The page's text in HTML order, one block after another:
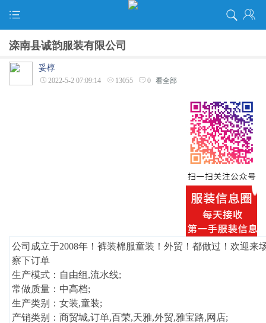
滦南县诚韵服装有限公司
妥椁
2022-5-2 07:09:14 13055 0 看全部
公司成立于2008年！裤装棉服童装！外贸！都做过！欢迎来
察下订单
生产模式：自由组,流水线;
常做质量：中高档;
生产类别：女装,童装;
产销类别：商贸城,订单,百荣,天雅,外贸,雅宝路,网店;